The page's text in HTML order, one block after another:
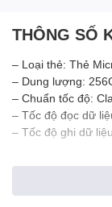
THÔNG SỐ
– Loại thẻ: Thẻ
– Dung lượng:
– Chuẩn tốc độ:
– Tốc độ đọc dữ
– Tốc độ ghi dữ